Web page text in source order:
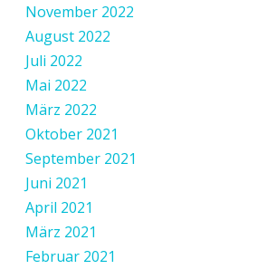
November 2022
August 2022
Juli 2022
Mai 2022
März 2022
Oktober 2021
September 2021
Juni 2021
April 2021
März 2021
Februar 2021